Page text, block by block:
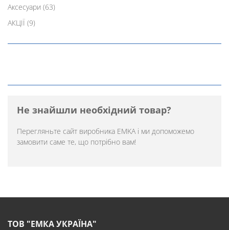
Аксесуари (63)
АКЦІЇ (9)
Не знайшли необхідний товар?
Перегляньте сайт виробника EMKAі ми допоможемо
замовити саме те, що потрібно вам!
ТОВ "ЕМКА УКРАЇНА"